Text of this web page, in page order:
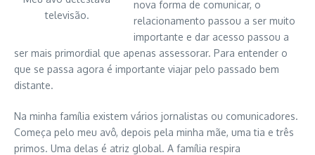
televisão.
nova forma de comunicar, o
relacionamento passou a ser muito
importante e dar acesso passou a
ser mais primordial que apenas assessorar. Para entender o
que se passa agora é importante viajar pelo passado bem
distante.
Na minha família existem vários jornalistas ou comunicadores.
Começa pelo meu avô, depois pela minha mãe, uma tia e três
primos. Uma delas é atriz global. A família respira